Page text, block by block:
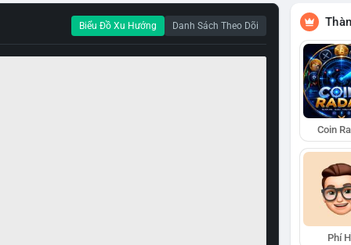
Biểu Đồ Xu Hướng Danh Sách Theo Dõi
Coin
Phí